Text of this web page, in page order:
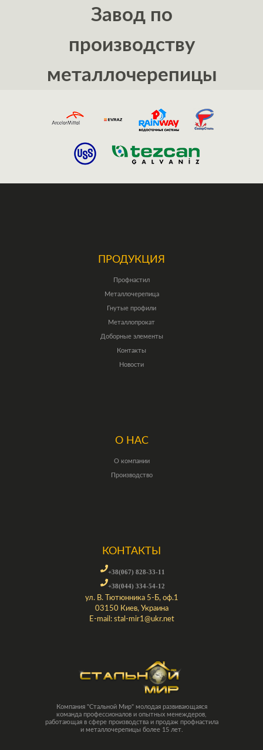
Завод по
производству
металлочерепицы
ПРОДУКЦИЯ
Профнастил
Металлочерепица
Гнутые профили
Металлопрокат
Доборные элементы
Контакты
Новости
О НАС
О компании
Производство
КОНТАКТЫ
+38(067) 828-33-11
+38(044) 334-54-12
ул. В. Тютюнника 5-Б, оф.1
03150 Киев, Украина
E-mail: stal-mir1@ukr.net
Компания "Стальной Мир" молодая развивающаяся
команда профессионалов и опытных менеждеров,
работающая в сфере производства и продаж профнастила
и металлочерепицы более 15 лет.